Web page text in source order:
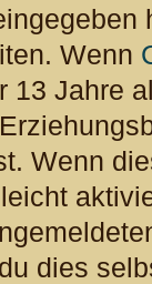
Wenn
13 Jahre
Wenn
dies